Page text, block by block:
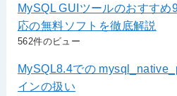
MySQL GUIツールのおすす
応の無料ソフトを徹底解説
562件のビュー
MySQL8.4での
インの扱い